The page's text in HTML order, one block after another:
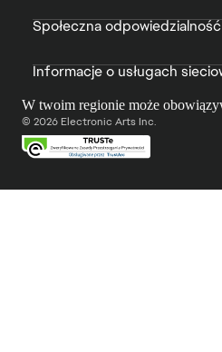
Społeczna
Informacje o usługach
W twoim regionie może
© 2026 Electronic Arts Inc.